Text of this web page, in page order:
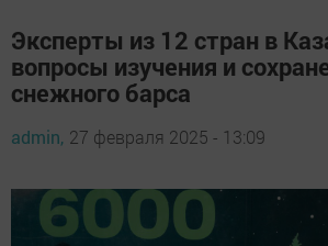
Эксперты из 12 стран в
вопросы изучения и
снежного барса
admin, 27 февраля 2025 - 13:09